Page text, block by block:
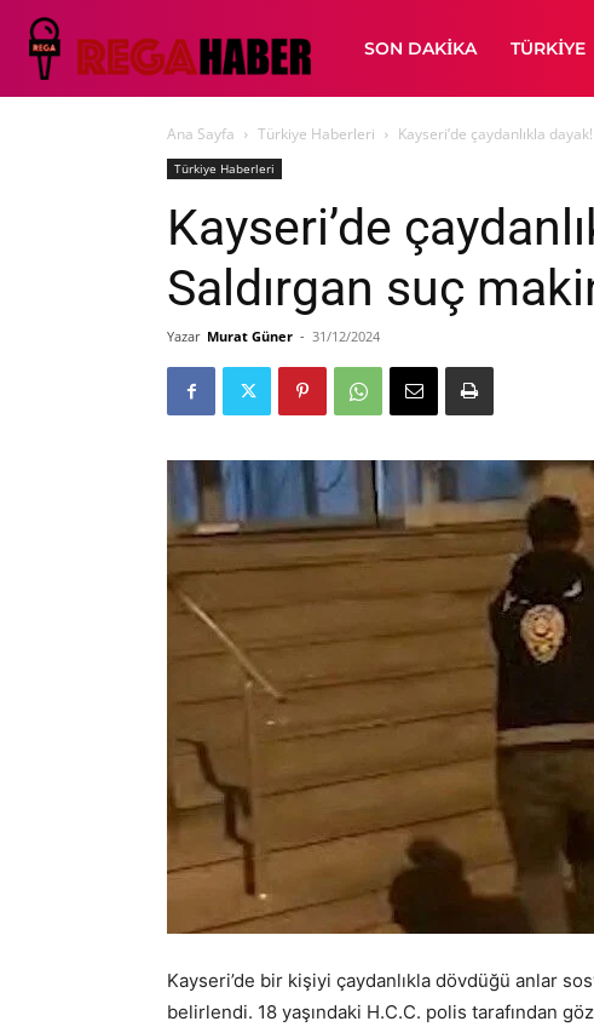
SON DAKIKA TÜRKIYE
Ana Sayfa Türkiye Haberleri Kayseri’de çaydanlıkla
Türkiye Haberleri
Kayseri’de
Saldırgan suç
Yazar Murat Güner - 31/12/2024
Kayseri’de bir kişiyi çaydanlıkla dövdüğü anlar
belirlendi. 18 yaşındaki H.C.C. polis tarafından